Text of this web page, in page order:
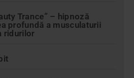
Trance” – hipnoză
profundă a musculaturii
ridurilor